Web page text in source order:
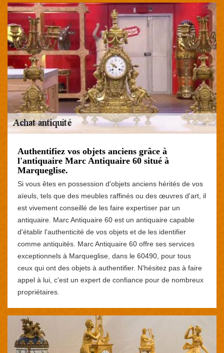
Authentifiez vos objets anciens grâce à
l'antiquaire Marc Antiquaire 60 situé à
Marqueglise.
Si vous êtes en possession d'objets anciens hérités de vos
aïeuls, tels que des meubles raffinés ou des œuvres d'art, il
est vivement conseillé de les faire expertiser par un
antiquaire. Marc Antiquaire 60 est un antiquaire capable
d'établir l'authenticité de vos objets et de les identifier
comme antiquités. Marc Antiquaire 60 offre ses services
exceptionnels à Marqueglise, dans le 60490, pour tous
ceux qui ont des objets à authentifier. N'hésitez pas à faire
appel à lui, c'est un expert de confiance pour de nombreux
propriétaires.